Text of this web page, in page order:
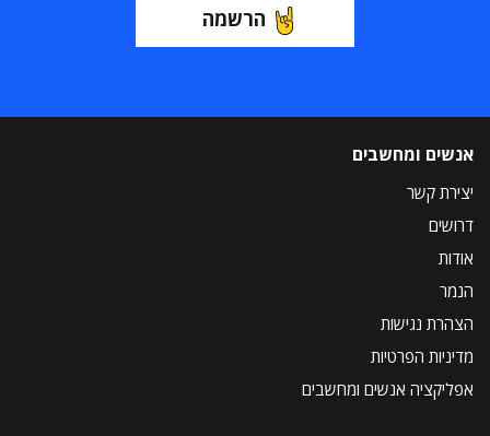
הרשמה
אנשים ומחשבים
יצירת קשר
דרושים
אודות
הנמר
הצהרת נגישות
מדיניות הפרטיות
אפליקציה אנשים ומחשבים